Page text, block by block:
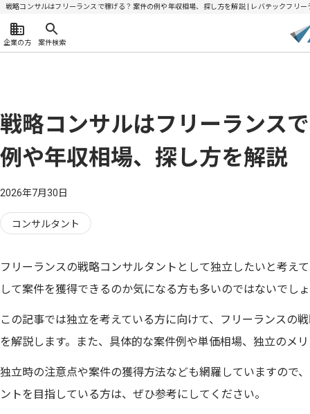
戦略コンサルはフリーランスで稼げる？案件の例や年収相場、探し方を解説 | レバテックフリー
企業の方 案件検索
戦略コンサルはフリーランス
例や年収相場、探し方を解説
2026年7月30日
コンサルタント
フリーランスの戦略コンサルタントとして独立したいと考え
して案件を獲得できるのか気になる方も多いのではないでし
この記事では独立を考えている方に向けて、フリーランスの
を解説します。また、具体的な案件例や単価相場、独立のメ
独立時の注意点や案件の獲得方法なども網羅していますので
ントを目指している方は、ぜひ参考にしてください。